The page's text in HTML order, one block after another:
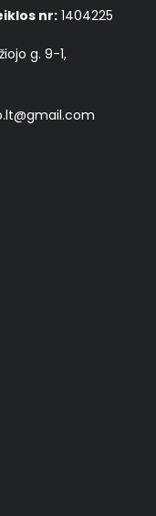
nr:1404225
g. 9-1,